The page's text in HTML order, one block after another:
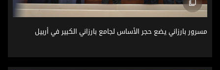
مسرور بارزاني يضع حجر الأساس لجامع بارزاني الكبير في أربيل
مسرور بارزاني يضع حجر الأساس لجامع بارزاني الكبير في أربيل